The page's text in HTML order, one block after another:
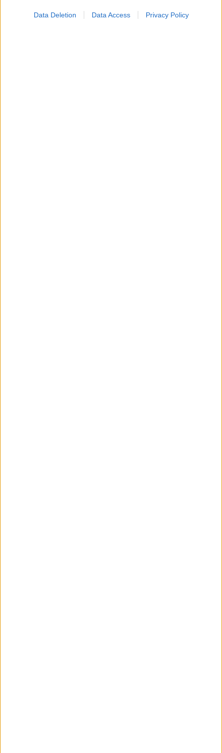
I want to allow Google to enable storage
Data Deletion Data Access Privacy Policy
#orvosmeteorológia #vérnyomás #stroke
#rákbetegség
#pajzsmirigy#reflux #ekcéma#herpesz